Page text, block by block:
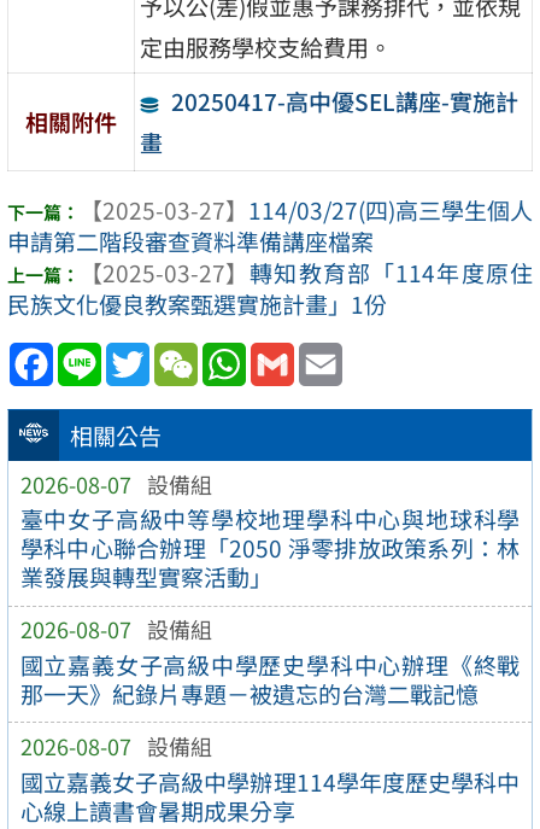
相關公告
2026-08-07 設備組
臺中女子高級中等學校地理學科中心與地球科學
學科中心聯合辦理「2050 淨零排放政策系列：林
業發展與轉型實察活動」
2026-08-07 設備組
國立嘉義女子高級中學歷史學科中心辦理《終戰
那一天》紀錄片專題－被遺忘的台灣二戰記憶
2026-08-07 設備組
國立嘉義女子高級中學辦理114學年度歷史學科中
心線上讀書會暑期成果分享
定由服務學校支給費用。
相關附件
20250417-高中優SEL講座-實施計
畫
【2025-03-27】 114/03/27(四)高三學生個人
申請第二階段審查資料準備講座檔案
【2025-03-27】 轉知教育部「114年度原住
民族文化優良教案甄選實施計畫」1份
Facebook
Line TwitterWeChatWhatsApp
Gmail